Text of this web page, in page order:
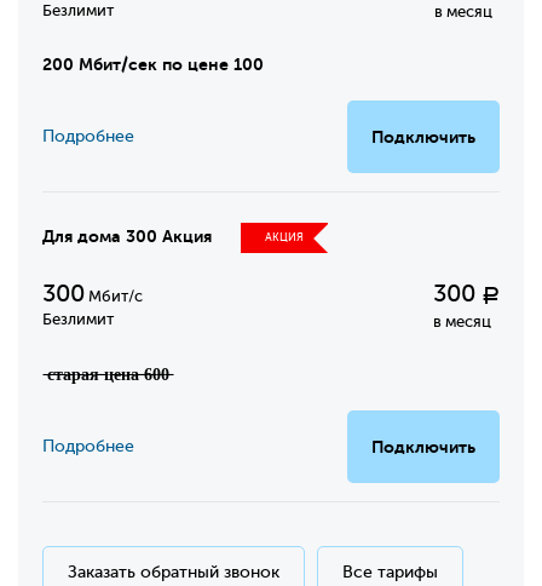
Безлимит
в месяц
200 Мбит/сек по цене 100
Подключить
Подробнее
Для дома 300 Акция АКЦИЯ
300 Мбит/с
Безлимит
300 Р
в месяц
̶с̶т̶а̶р̶а̶я̶ ̶ц̶е̶н̶а̶ ̶6̶0̶0̶
Подключить
Подробнее
Заказать обратный звонок Все тарифы